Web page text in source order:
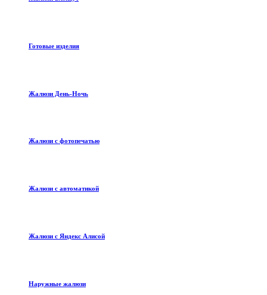
Готовые изделия
Жалюзи День-Ночь
Жалюзи с фотопечатью
Жалюзи с автоматикой
Жалюзи с Яндекс Алисой
Наружные жалюзи